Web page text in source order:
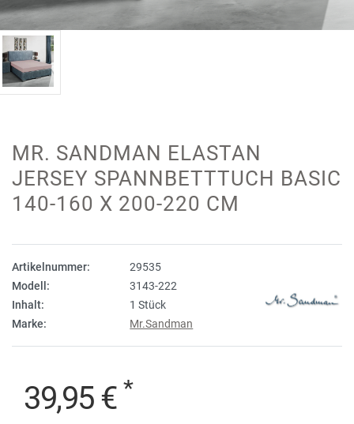
MR. SANDMAN ELASTAN
JERSEY SPANNBETTTUCH BASIC
140-160 X 200-220 CM
Artikelnummer:
29535
Modell:
3143-222
Inhalt:
1 Stück
Marke:
Mr.Sandman
39,95 € *